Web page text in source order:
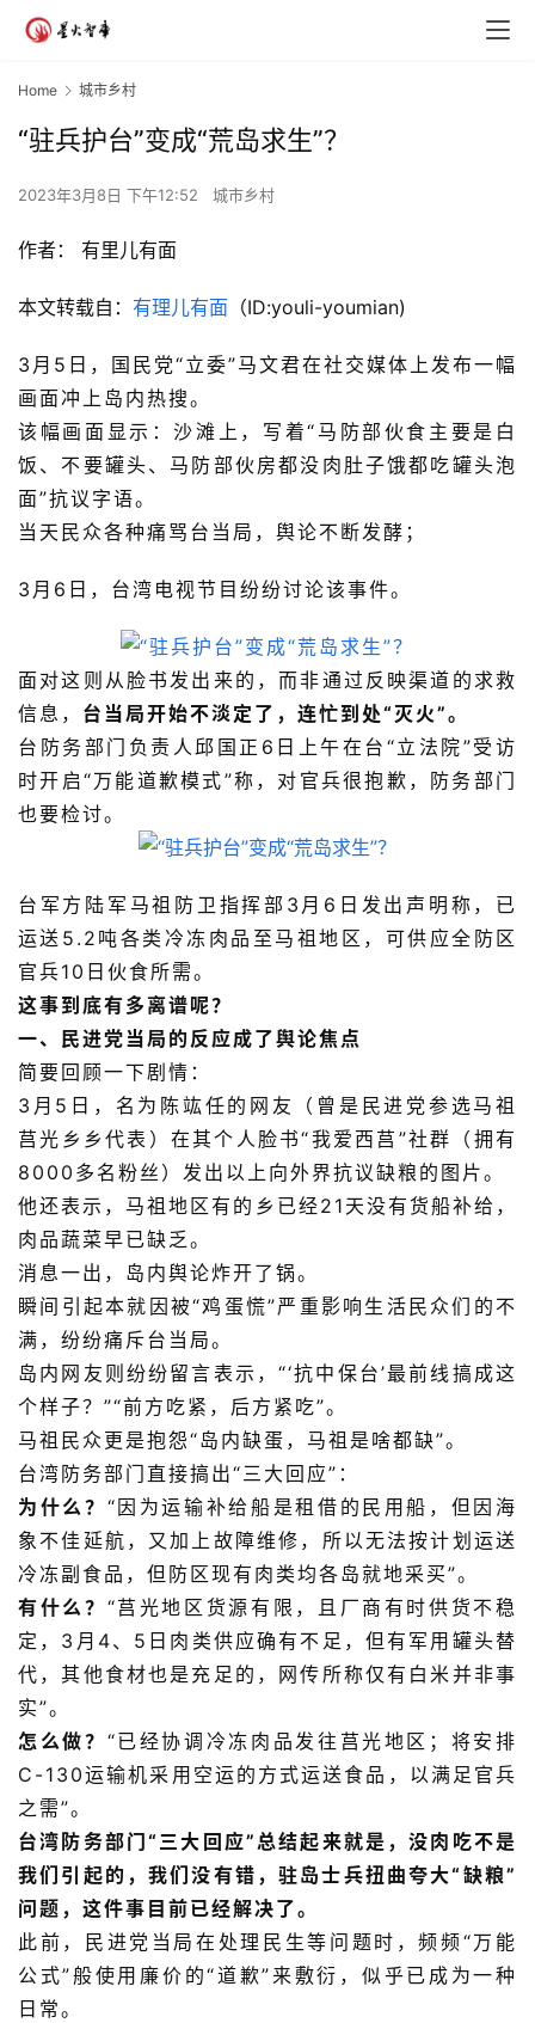
Home 城市乡村
“驻兵护台”变成“荒岛求生”？
2023年3月8日 下午12:52 城市乡村
作者： 有里儿有面
本文转载自： 有理儿有面 （ID:youli-youmian)
3月5日，国民党“立委”马文君在社交媒体上发布一幅
画面冲上岛内热搜。
该幅画面显示：沙滩上，写着“马防部伙食主要是白
饭、不要罐头、马防部伙房都没肉肚子饿都吃罐头泡
面”抗议字语。
当天民众各种痛骂台当局，舆论不断发酵；
3月 6日，台湾电视节目纷纷讨论该事件。
面对这则从脸书发出来的，而非通过反映渠道的求救
信息， 台当局开始不淡定了，连忙到处“灭火”。
台防务部门负责人邱国正6日上午在台“立法院”受访
时开启“万能道歉模式”称，对官兵很抱歉， 防务部 门
也要检讨。
台军方陆军马祖防卫指挥部3月6日发出声明称，已
运送5.2吨各类冷冻肉品至马祖地区，可供应全防区
官兵10日伙食所需。
这事到底有多离谱呢？
一、民进党当局的反应成了舆论焦点
简要回顾一下剧情：
3月5日，名为陈竑任的网友（曾是民进党参选马祖
莒光乡乡代表）在其个人脸书“我爱西莒”社群（拥有
8000多名粉丝）发出以上向外界抗议缺粮的图片。
他还表示，马祖地区有的乡已经21天没有货船补给，
肉品蔬菜早已缺乏。
消息一出，岛内舆论炸开了锅。
瞬间引起本就因被“鸡蛋慌”严重影响生活民众们的不
满，纷纷痛斥台当局。
岛内网友则纷纷留言表示，“‘抗中保台’最前线搞成这
个样子？”“前方吃紧，后方紧吃”。
马祖民众更是抱怨“岛内缺蛋，马祖是啥都缺”。
台湾防务部门直接搞出“三大回应”：
为什么？ “ 因为运输补给船是租借的民用船，但因海
象不佳延航，又加上故障维修，所以无法按计划运送
冷冻副食品，但防区现有肉类均各岛就地采买”。
有什么？ “莒光地区货源有限，且厂商有时供货不稳
定，3月4、5日肉类供应确有不足，但有军用罐头替
代，其他食材也是充足的，网传所称仅有白米并非事
实”。
怎么做？ “已经协调冷冻肉品发往莒光地区； 将安排
C-130运输机采用空运的方式运送食品，以满足官兵
之需”。
台湾防务部门“三大回应”总结起来就是，没肉吃不是
我们引起的，我们没有错，驻岛士兵扭曲夸大“缺粮”
问题，这件事目前已经解决了。
此前，民进党当局在处理民生等问题时，频频“万能
公式”般使用廉价的“道歉”来敷衍，似乎已成为一种
日常。